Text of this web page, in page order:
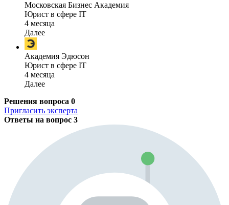
Московская Бизнес Академия
Юрист в сфере IT
4 месяца
Далее
Академия Эдюсон
Юрист в сфере IT
4 месяца
Далее
Решения вопроса 0
Пригласить эксперта
Ответы на вопрос 3